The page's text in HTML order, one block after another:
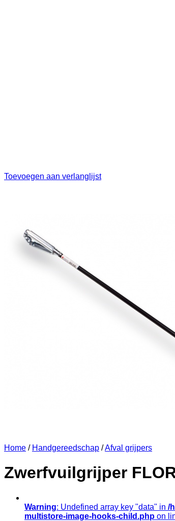
Toevoegen aan verlanglijst
Home / Handgereedschap /Afval grijpers
Zwerfvuilgrijper
Warning: Undefined array key "data" in /
multistore-image-hooks-child.php on